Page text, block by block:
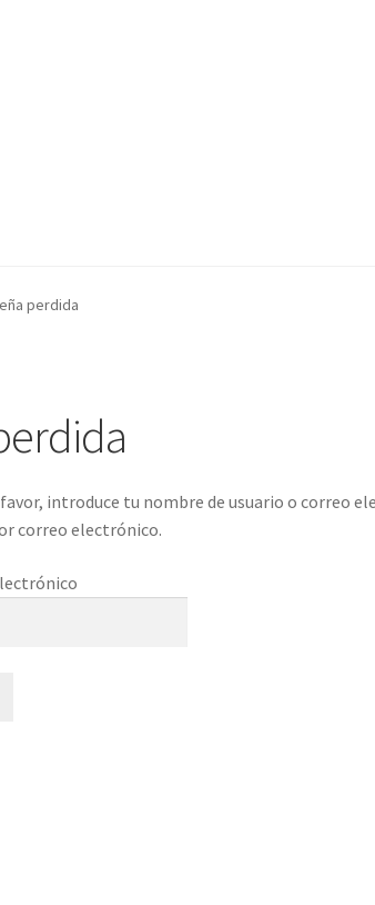
perdida
introduce tu nombre de usuario o correo
correo electrónico.